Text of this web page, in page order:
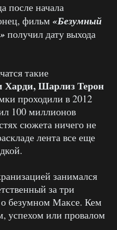
после начала
фильм «Безумный
получил дату выхода
такие
Харди, Шарлиз Терон
проходили в 2012
100 миллионов
сюжета ничего не
лента все еще
занимался
за три
безумном Максе. Кем
успехом или провалом